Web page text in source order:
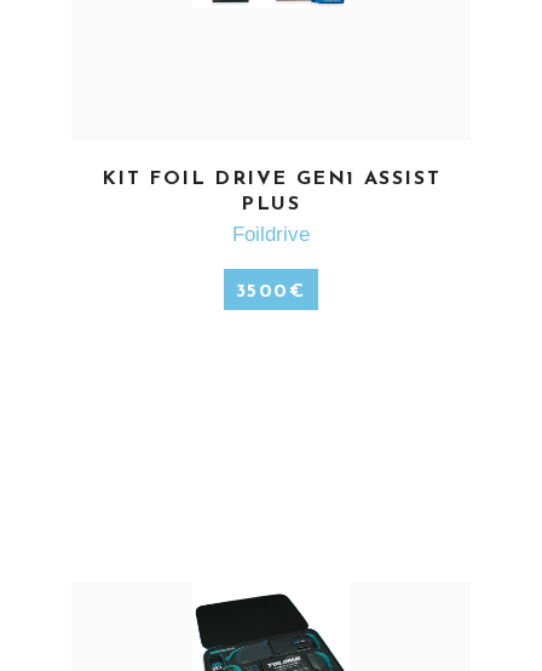
EN SAVOIR PLUS
KIT FOIL DRIVE GEN1 ASSIST
PLUS
Foildrive
3500 €